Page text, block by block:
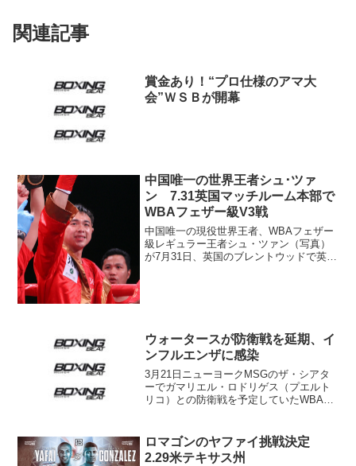
関連記事
賞金あり！“プロ仕様のアマ大
会”ＷＳＢが開幕
中国唯一の世界王者シュ･ツァ
ン 7.31英国マッチルーム本部で
WBAフェザー級V3戦
中国唯一の現役世界王者、WBAフェザー
級レギュラー王者シュ・ツァン（写真）
が7月31日、英国のブレントウッドで英国
ウォータースが防衛戦を延期、イ
ンフルエンザに感染
3月21日ニューヨークMSGのザ・シアタ
ーでガマリエル・ロドリゲス（プエルト
リコ）との防衛戦を予定していたWBA世
なった。ウォータースの代理人ロバー
ト・ミットルマンは2...
ロマゴンのヤファイ挑戦決定
2.29米テキサス州